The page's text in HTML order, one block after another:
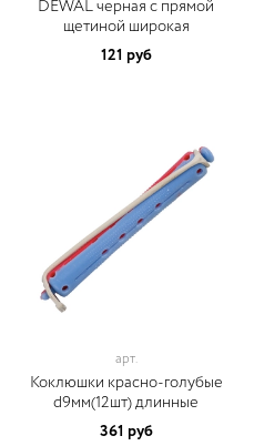
DEWAL черная с прямой
щетиной широкая
121 руб
арт.
Коклюшки красно-голубые
d9мм(12шт) длинные
361 руб